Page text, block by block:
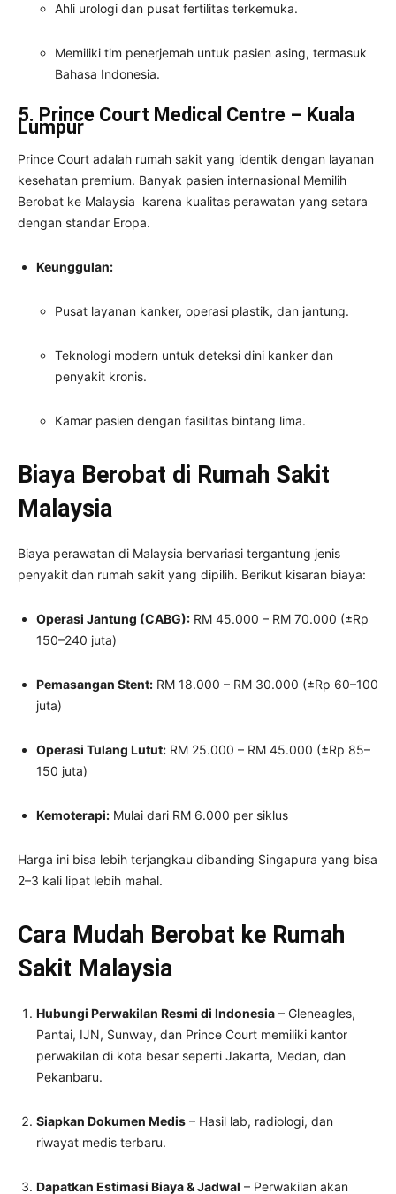
Ahli urologi dan pusat fertilitas terkemuka.
Memiliki tim penerjemah untuk pasien asing, termasuk
Bahasa Indonesia.
5. Prince Court Medical Centre – Kuala
Lumpur
Prince Court adalah rumah sakit yang identik dengan layanan
kesehatan premium. Banyak pasien internasional Memilih
Berobat ke Malaysia karena kualitas perawatan yang setara
dengan standar Eropa.
Keunggulan:
Pusat layanan kanker, operasi plastik, dan jantung.
Teknologi modern untuk deteksi dini kanker dan
penyakit kronis.
Kamar pasien dengan fasilitas bintang lima.
Biaya Berobat di Rumah Sakit
Malaysia
Biaya perawatan di Malaysia bervariasi tergantung jenis
penyakit dan rumah sakit yang dipilih. Berikut kisaran biaya:
Operasi Jantung (CABG): RM 45.000 – RM 70.000 (±Rp
150–240 juta)
Pemasangan Stent: RM 18.000 – RM 30.000 (±Rp 60–100
juta)
Operasi Tulang Lutut: RM 25.000 – RM 45.000 (±Rp 85–
150 juta)
Kemoterapi: Mulai dari RM 6.000 per siklus
Harga ini bisa lebih terjangkau dibanding Singapura yang bisa
2–3 kali lipat lebih mahal.
Cara Mudah Berobat ke Rumah
Sakit Malaysia
Hubungi Perwakilan Resmi di Indonesia – Gleneagles,
Pantai, IJN, Sunway, dan Prince Court memiliki kantor
perwakilan di kota besar seperti Jakarta, Medan, dan
Pekanbaru.
Siapkan Dokumen Medis – Hasil lab, radiologi, dan
riwayat medis terbaru.
Dapatkan Estimasi Biaya & Jadwal – Perwakilan akan